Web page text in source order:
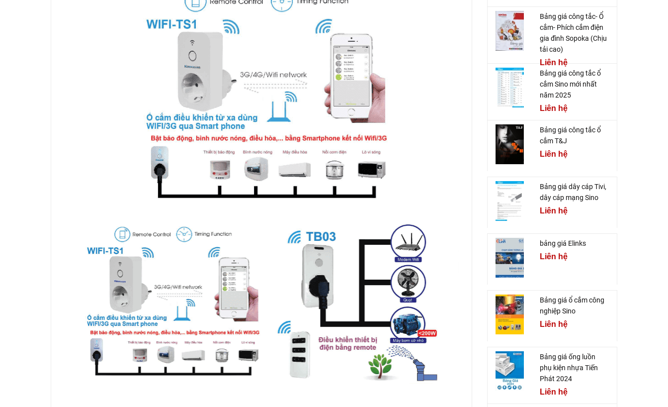
Bảng giá công tắc- Ổ
cắm- Phích cắm điện
gia đình Sopoka (Chịu
tải cao)
Liên hệ
Bảng giá công tắc ổ
cắm Sino mới nhất
năm 2025
Liên hệ
Bảng giá công tắc ổ
cắm T&J
Liên hệ
Bảng giá dây cáp Tivi,
dây cáp mạng Sino
Liên hệ
bảng giá Elinks
Liên hệ
Bảng giá ổ cắm công
nghiệp Sino
Liên hệ
Bảng giá ống luồn
phụ kiện nhựa Tiến
Phát 2024
Liên hệ